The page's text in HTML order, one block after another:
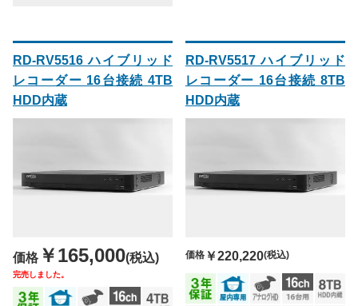
RD-RV5516 ハイブリッド
レコーダー 16台接続 4TB
HDD内蔵
価格 ￥165,000(税込)
完売しました。
RD-RV5517 ハイブリッド
レコーダー 16台接続 8TB
HDD内蔵
価格￥220,220(税込)